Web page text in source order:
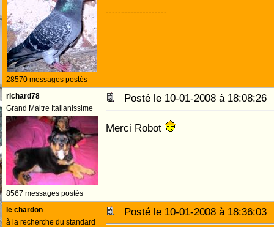
28570 messages postés
--------------------
richard78
Grand Maitre Italianissime
8567 messages postés
Posté le 10-01-2008 à
Merci Robot
le chardon
à la recherche du standard
Posté le 10-01-2008 à